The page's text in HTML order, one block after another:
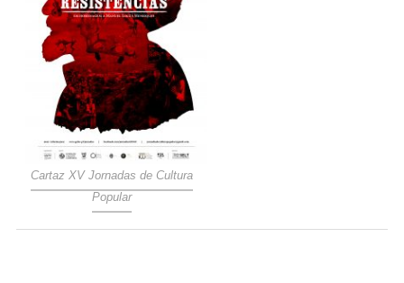
Cartaz XV Jornadas de Cultura
Popular